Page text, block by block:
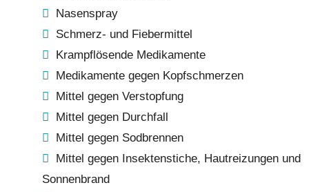
Nasenspray
Schmerz- und Fiebermittel
Krampflösende Medikamente
Medikamente gegen Kopfschmerzen
Mittel gegen Verstopfung
Mittel gegen Durchfall
Mittel gegen Sodbrennen
Mittel gegen Insektenstiche, Hautreizungen und
Sonnenbrand